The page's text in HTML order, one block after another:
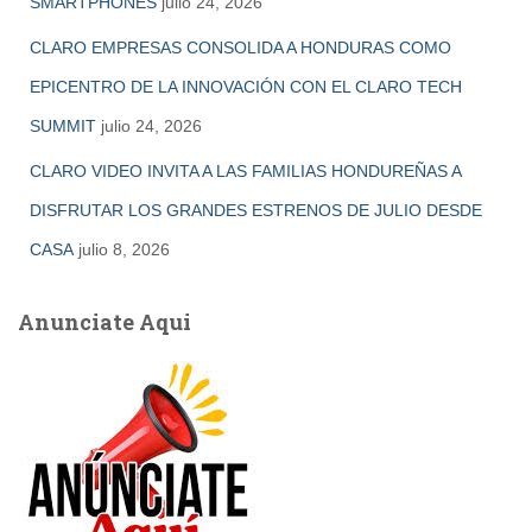
CLARO EMPRESAS CONSOLIDA A HONDURAS COMO
EPICENTRO DE LA INNOVACIÓN CON EL CLARO TECH
SUMMIT julio 24, 2026
CLARO VIDEO INVITA A LAS FAMILIAS HONDUREÑAS A
DISFRUTAR LOS GRANDES ESTRENOS DE JULIO DESDE
CASA julio 8, 2026
Anunciate Aqui